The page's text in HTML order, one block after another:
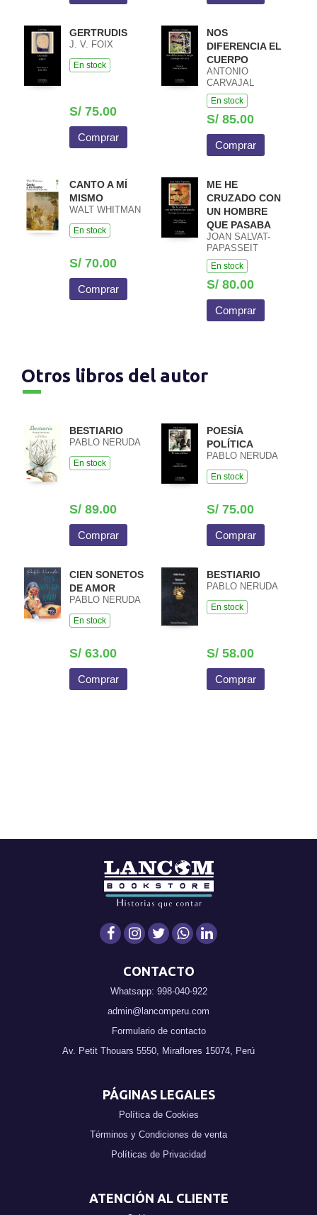
GERTRUDIS
J. V. FOIX
En stock
S/ 75.00
Comprar
NOS
DIFERENCIA EL
CUERPO
ANTONIO
CARVAJAL
En stock
S/ 85.00
Comprar
CANTO A MÍ
MISMO
WALT WHITMAN
En stock
S/ 70.00
Comprar
ME HE
CRUZADO CON
UN HOMBRE
QUE PASABA
JOAN SALVAT-
PAPASSEIT
En stock
S/ 80.00
Comprar
Otros libros del autor
BESTIARIO
PABLO NERUDA
En stock
S/ 89.00
Comprar
POESÍA
POLÍTICA
PABLO NERUDA
En stock
S/ 75.00
Comprar
CIEN SONETOS
DE AMOR
PABLO NERUDA
En stock
S/ 63.00
Comprar
BESTIARIO
PABLO NERUDA
En stock
S/ 58.00
Comprar
CONTACTO
Whatsapp: 998-040-922
admin@lancomperu.com
Formulario de contacto
Av. Petit Thouars 5550, Miraflores 15074, Perú
PÁGINAS LEGALES
Política de Cookies
Términos y Condiciones de venta
Políticas de Privacidad
ATENCIÓN AL CLIENTE